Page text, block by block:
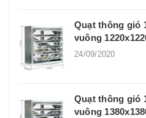
Quạt thông gió
vuông
24/09/2020
Quạt thông gió
vuông